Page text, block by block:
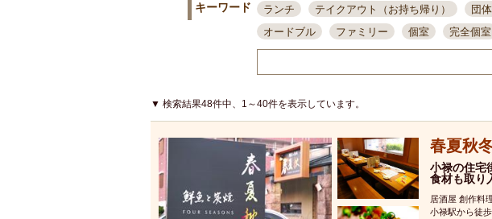
キーワード ランチ テイクアウト（お持ち帰り） 団
オードブル
ファミリー 個室 完全個室
接待・会食
ちょい飲み コスパ最高
結婚式二次会
朝まで営業
夜10時以降入店可
県産魚 焼鳥 忘年
貸切可
大部屋20名 落ち着いた空間
カード可
厳選日本酒 鮮魚 大衆酒場
3000円台コース
ピザ 焼酎
アサヒスーパードライ
県庁前駅周辺 大
▼ 検索結果48件中、1～40件を表示しています。
春夏秋
小禄の住宅
食材も取り
居酒屋 創作料
小禄駅から徒